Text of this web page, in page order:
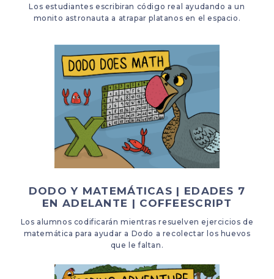
Los estudiantes escribiran código real ayudando a un
monito astronauta a atrapar platanos en el espacio.
DODO Y MATEMÁTICAS | EDADES 7
EN ADELANTE | COFFEESCRIPT
Los alumnos codificarán mientras resuelven ejercicios de
matemática para ayudar a Dodo a recolectar los huevos
que le faltan.